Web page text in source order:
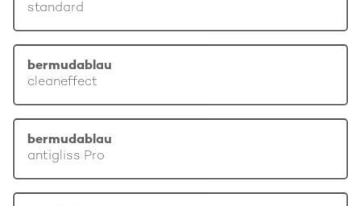
standard
bermudablau
cleaneffect
bermudablau
antigliss Pro